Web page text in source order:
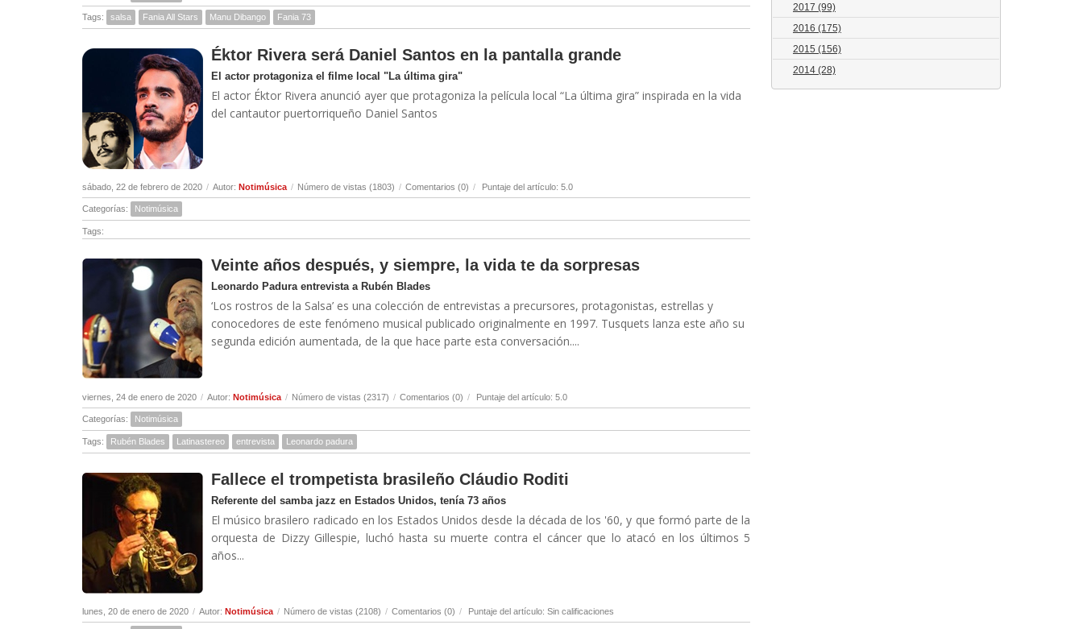
Tags: salsa Fania All Stars Manu Dibango Fania 73
Éktor Rivera será Daniel Santos en la pantalla grande
El actor protagoniza el filme local "La última gira"
El actor Éktor Rivera anunció ayer que protagoniza la película local “La última gira” inspirada en la vida
del cantautor puertorriqueño Daniel Santos
sábado, 22 de febrero de 2020 / Autor: Notimúsica / Número de vistas (1803) / Comentarios (0) / Puntaje del artículo: 5.0
Categorías: Notimúsica
Tags:
Veinte años después, y siempre, la vida te da sorpresas
Leonardo Padura entrevista a Rubén Blades
‘Los rostros de la Salsa’ es una colección de entrevistas a precursores, protagonistas, estrellas y
conocedores de este fenómeno musical publicado originalmente en 1997. Tusquets lanza este año su
segunda edición aumentada, de la que hace parte esta conversación....
viernes, 24 de enero de 2020 / Autor: Notimúsica / Número de vistas (2317) / Comentarios (0) / Puntaje del artículo: 5.0
Categorías: Notimúsica
Tags: Rubén Blades Latinastereo entrevista Leonardo padura
Fallece el trompetista brasileño Cláudio Roditi
Referente del samba jazz en Estados Unidos, tenía 73 años
El músico brasilero radicado en los Estados Unidos desde la década de los '60, y que formó parte de la
orquesta de Dizzy Gillespie, luchó hasta su muerte contra el cáncer que lo atacó en los últimos 5
años...
lunes, 20 de enero de 2020 / Autor: Notimúsica / Número de vistas (2108) / Comentarios (0) / Puntaje del artículo: Sin calificaciones
2017 (99)
2016 (175)
2015 (156)
2014 (28)